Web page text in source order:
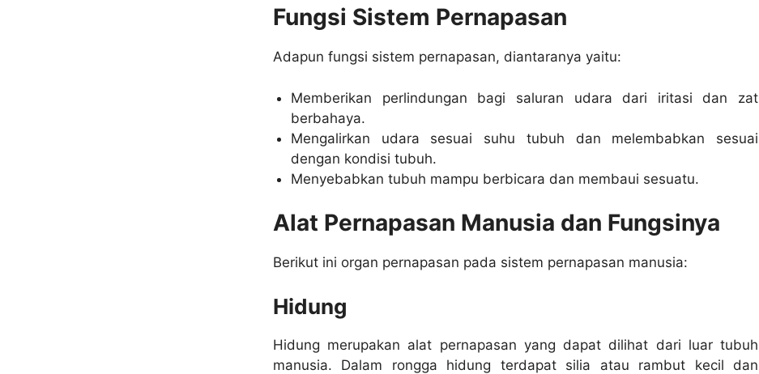
Fungsi Sistem Pernapasan
Adapun fungsi sistem pernapasan, diantaranya yaitu:
Memberikan perlindungan bagi saluran udara dari iritasi dan zat
berbahaya.
Mengalirkan udara sesuai suhu tubuh dan melembabkan sesuai
dengan kondisi tubuh.
Menyebabkan tubuh mampu berbicara dan membaui sesuatu.
Alat Pernapasan Manusia dan Fungsinya
Berikut ini organ pernapasan pada sistem pernapasan manusia:
Hidung
Hidung merupakan alat pernapasan yang dapat dilihat dari luar tubuh
manusia. Dalam rongga hidung terdapat silia atau rambut kecil dan